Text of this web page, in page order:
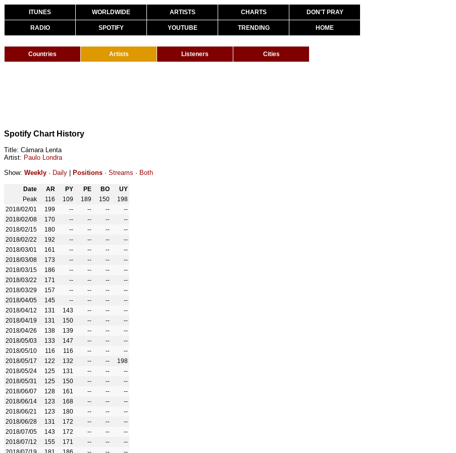
ITUNES WORLDWIDE ARTISTS CHARTS DON'T PRAY
RADIO SPOTIFY YOUTUBE TRENDING HOME
Countries Artists Listeners Cities
Spotify Chart History
Title: Cámara Lenta
Artist: Paulo Londra
Show: Weekly · Daily Positions · Streams · Both
Date AR PY PE BO
UY
Peak
116 109 189 150
198
2018/02/01
199 -- -- --
--
2018/02/08
170 -- -- --
--
2018/02/15
180 -- -- --
--
2018/02/22
192 -- -- --
--
2018/03/01
161 -- -- --
--
2018/03/08
173 -- -- --
--
2018/03/15
186 -- -- --
--
2018/03/22
171 -- -- --
--
2018/03/29
157 -- -- --
--
2018/04/05
145 -- -- --
--
2018/04/12
131 143 -- --
--
2018/04/19
131 150 -- --
--
2018/04/26
138 139 -- --
--
2018/05/03
133 147 -- --
--
2018/05/10
116 116 -- --
--
2018/05/17
122 132 -- --
198
2018/05/24
125 131 -- --
--
2018/05/31
125 150 -- --
--
2018/06/07
128 161 -- --
--
2018/06/14
123 168 -- --
--
2018/06/21
123 180 -- --
--
2018/06/28
131 172 -- --
--
2018/07/05
143 172 -- --
--
2018/07/12
155 171 -- --
--